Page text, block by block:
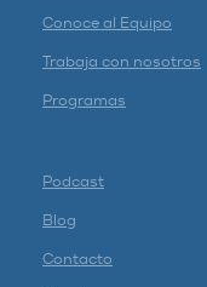
Conoce al Equipo
Trabaja con nosotros
Programas
Podcast
Blog
Contacto